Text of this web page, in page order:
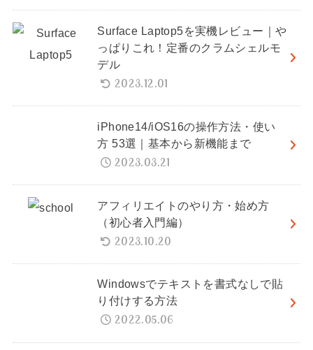
Surface Laptop5を実機レビュー｜や
っぱりこれ！定番のクラムシェルモ
デル
2023.12.01
iPhone14/iOS16の操作方法・使い
方 53選｜基本から新機能まで
2023.03.21
アフィリエイトのやり方・始め方
（初心者入門編）
2023.10.20
Windowsでテキストを書式なしで貼
り付けする方法
2022.05.06